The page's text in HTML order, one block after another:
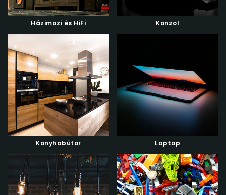
Házimozi és HiFi Konzol
Konyhabútor Laptop